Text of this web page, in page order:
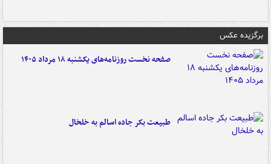
برگزیده عکس
صفحه نخست روزنامه‌های یکشنبه ۱۸ مرداد ۱۴۰۵
طبیعت بکر جاده اسالم به خلخال